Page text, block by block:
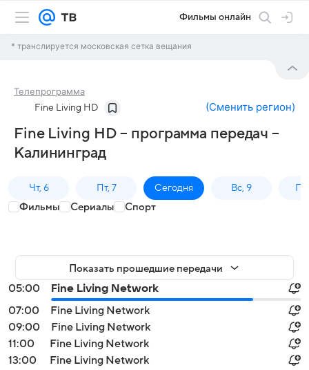
Фильмы онлайн
* транслируется московская сетка вещания
Телепрограмма
Fine Living HD (Сменить регион)
Fine Living HD – программа передач –
Калининград
Чт, 6 Пт, 7 Сегодня Вс, 9
Фильмы Сериалы Спорт
Показать прошедшие передачи
05:00
Fine Living Network
07:00
Fine Living Network
09:00
Fine Living Network
11:00
Fine Living Network
13:00
Fine Living Network